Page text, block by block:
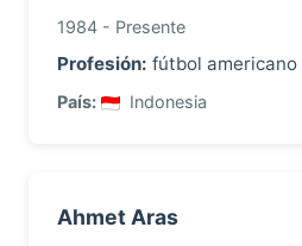
1984 - Presente
Profesión: fútbol americano
País: Indonesia
Ahmet Aras